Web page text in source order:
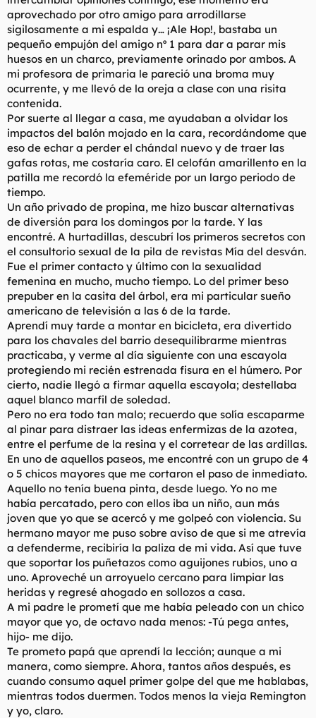
aprovechado por otro amigo para arrodillarse
sigilosamente a mi espalda y… ¡Ale Hop!, bastaba un
pequeño empujón del amigo nº 1 para dar a parar mis
huesos en un charco, previamente orinado por ambos. A
mi profesora de primaria le pareció una broma muy
ocurrente, y me llevó de la oreja a clase con una risita
contenida.
Por suerte al llegar a casa, me ayudaban a olvidar los
impactos del balón mojado en la cara, recordándome que
eso de echar a perder el chándal nuevo y de traer las
gafas rotas, me costaría caro. El celofán amarillento en la
patilla me recordó la efeméride por un largo periodo de
tiempo.
Un año privado de propina, me hizo buscar alternativas
de diversión para los domingos por la tarde. Y las
encontré. A hurtadillas, descubrí los primeros secretos con
el consultorio sexual de la pila de revistas Mía del desván.
Fue el primer contacto y último con la sexualidad
femenina en mucho, mucho tiempo. Lo del primer beso
prepuber en la casita del árbol, era mi particular sueño
americano de televisión a las 6 de la tarde.
Aprendí muy tarde a montar en bicicleta, era divertido
para los chavales del barrio desequilibrarme mientras
practicaba, y verme al día siguiente con una escayola
protegiendo mi recién estrenada fisura en el húmero. Por
cierto, nadie llegó a firmar aquella escayola; destellaba
aquel blanco marfil de soledad.
Pero no era todo tan malo; recuerdo que solía escaparme
al pinar para distraer las ideas enfermizas de la azotea,
entre el perfume de la resina y el corretear de las ardillas.
En uno de aquellos paseos, me encontré con un grupo de 4
o 5 chicos mayores que me cortaron el paso de inmediato.
Aquello no tenía buena pinta, desde luego. Yo no me
había percatado, pero con ellos iba un niño, aun más
joven que yo que se acercó y me golpeó con violencia. Su
hermano mayor me puso sobre aviso de que si me atrevía
a defenderme, recibiría la paliza de mi vida. Así que tuve
que soportar los puñetazos como aguijones rubios, uno a
uno. Aproveché un arroyuelo cercano para limpiar las
heridas y regresé ahogado en sollozos a casa.
A mi padre le prometí que me había peleado con un chico
mayor que yo, de octavo nada menos: -Tú pega antes,
hijo- me dijo.
Te prometo papá que aprendí la lección; aunque a mi
manera, como siempre. Ahora, tantos años después, es
cuando consumo aquel primer golpe del que me hablabas,
mientras todos duermen. Todos menos la vieja Remington
y yo, claro.